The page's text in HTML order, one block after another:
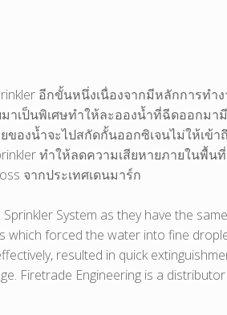
อีกขั้นหนึ่งเนื่องจากมีหลักการท
าเป็นพิเศษทำให้ละอองน้ำที่ฉีดออกม
น้ำจะไปสกัดกั้นออกซิเจนไม่ให้เข้า
ทำให้ลดความเสียหายภายในพื้น
จากประเทศเดนมาร์ก
System as they have the
forced the water into fine
resulted in quick
Firetrade Engineering is a